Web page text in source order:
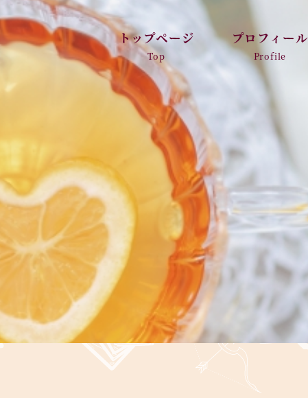
トップページ
Top
プロフィール
Profile